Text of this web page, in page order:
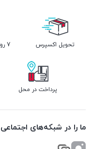
تحویل اکسپرس
7
پرداخت در محل
ما را در شبکه‌های